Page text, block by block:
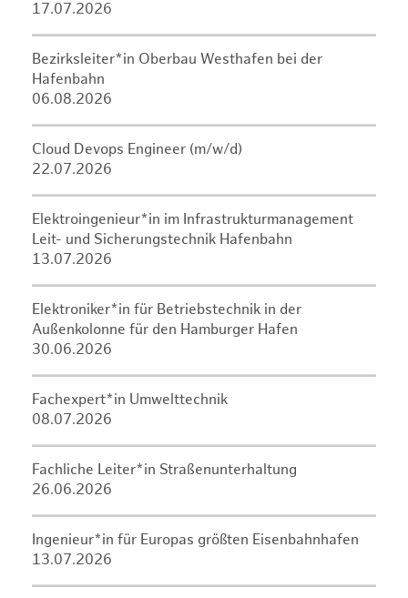
17.07.2026
Bezirksleiter*in Oberbau Westhafen bei der
Hafenbahn
06.08.2026
Cloud Devops Engineer (m/w/d)
22.07.2026
Elektroingenieur*in im Infrastrukturmanagement
Leit- und Sicherungstechnik Hafenbahn
13.07.2026
Elektroniker*in für Betriebstechnik in der
Außenkolonne für den Hamburger Hafen
30.06.2026
Fachexpert*in Umwelttechnik
08.07.2026
Fachliche Leiter*in Straßenunterhaltung
26.06.2026
Ingenieur*in für Europas größten Eisenbahnhafen
13.07.2026